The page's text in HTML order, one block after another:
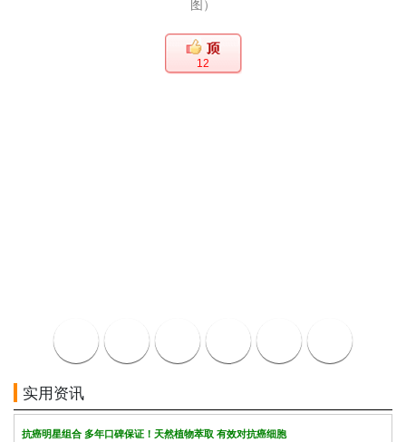
图）
12
实用资讯
抗癌明星组合 多年口碑保证！天然植物萃取 有效对抗癌细胞